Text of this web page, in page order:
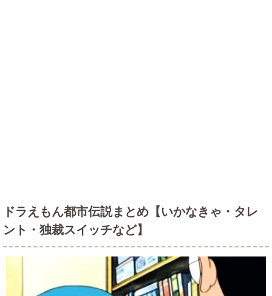
ドラえもん都市伝説まとめ【いかなきゃ・タレ
ント・独裁スイッチなど】